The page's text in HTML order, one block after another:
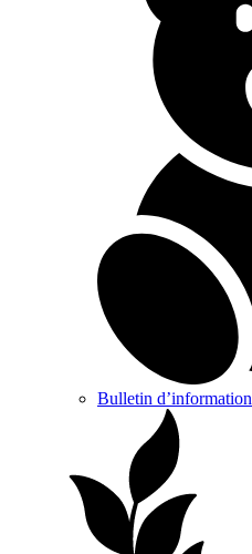
Bulletin d’information